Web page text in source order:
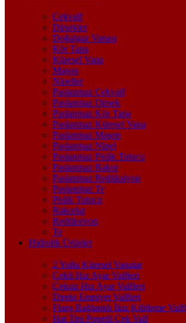
Çekvalf
Dirsekler
Doğalgaz Vanası
Kör Tapa
Küresel Vana
Maşon
Nipeller
Paslanmaz Çekvalf
Paslanmaz Dirsek
Paslanmaz Kör Tapa
Paslanmaz Küresel Vana
Paslanmaz Maşon
Paslanmaz Nipel
Paslanmaz Pislik Tutucu
Paslanmaz Rakor
Paslanmaz Redüksiyon
Paslanmaz Te
Pislik Tutucu
Rakorlar
Redüksiyon
Te
Hidrolik Ürünler
2 Yollu Küresel Vanalar
Çekli Hız Ayar Valfleri
Çeksiz Hız Ayar Valfleri
Direkt Emniyet Valfleri
Flanş Bağlantılı İkiz Kilitleme Valfi
Hat Tipi Popetli Çek Valf